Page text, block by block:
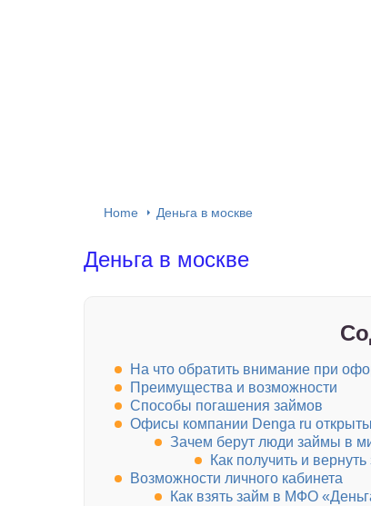
Home Деньга в москве
Деньга в москве
На что обратить внимание при
Преимущества и возможности
Способы погашения займов
Офисы компании Denga ru
Зачем берут люди займы в
Как получить и
Возможности личного кабинета
Как взять займ в МФО